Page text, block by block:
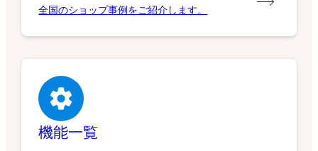
全国のショップ事例をご紹介します。
機能一覧